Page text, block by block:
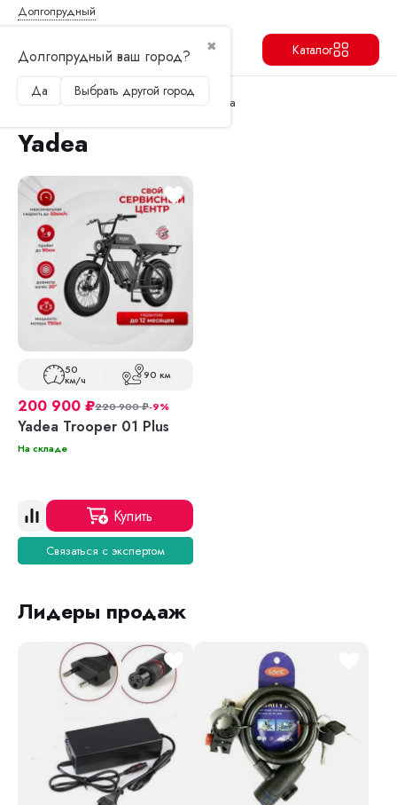
Долгопрудный
✖
Долгопрудный ваш город?
Да Выбрать другой город
Каталог
Главная Электровелосипеды Yadea
Yadea
50
км/ч 90 км
200 900 ₽220 900₽-9%
Yadea Trooper 01 Plus
На складе
Купить
Связаться с экспертом
Лидеры продаж
Продолжить